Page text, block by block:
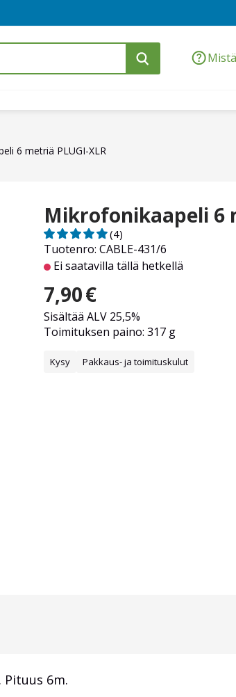
6 metriä PLUGI-XLR
Mikrofonikaapeli 6
Tuotenro: CABLE-431/6
(4)
Ei saatavilla tällä hetkellä
7,90€
Sisältää ALV 25,5%
Toimituksen paino: 317 g
Kysy Pakkaus- ja toimituskulut
6m.